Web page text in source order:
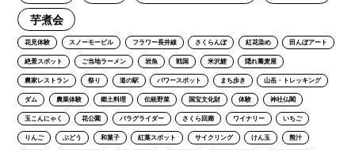
芋煮会
花見体験 スノーモービル フラワー長井線 さくらんぼ 紅花染め 田んぼアート
絶景スポット ご当地ラーメン 岩魚 戦国 米沢鯉 隠れ蕎麦屋
農家レストラン 祭り 道の駅 パワースポット まち歩き 山岳・トレッキング
ダム 農業体験 郷土料理 伝統野菜 国宝文化財 体験 神社仏閣
玉こんにゃく 花公園 パラグライダー さくら回廊 ワイナリー いちご
りんご ぶどう 和菓子 紅葉スポット サイクリング けん玉 熊汁